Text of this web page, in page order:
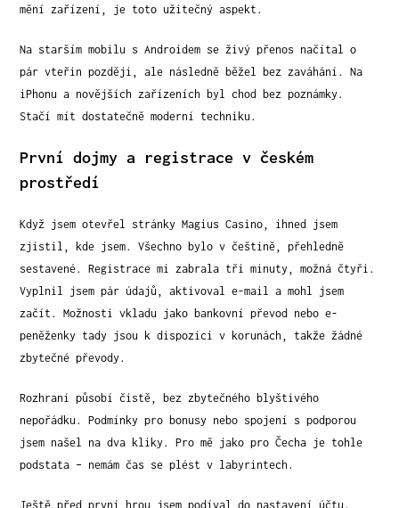
mění zařízení, je toto užitečný aspekt.
Na starším mobilu s Androidem se živý přenos načítal o
pár vteřin později, ale následně běžel bez zaváhání. Na
iPhonu a novějších zařízeních byl chod bez poznámky.
Stačí mít dostatečně moderní techniku.
První dojmy a registrace v českém
prostředí
Když jsem otevřel stránky Magius Casino, ihned jsem
zjistil, kde jsem. Všechno bylo v češtině, přehledně
sestavené. Registrace mi zabrala tři minuty, možná čtyři.
Vyplnil jsem pár údajů, aktivoval e-mail a mohl jsem
začít. Možnosti vkladu jako bankovní převod nebo e-
peněženky tady jsou k dispozici v korunách, takže žádné
zbytečné převody.
Rozhraní působí čistě, bez zbytečného blyštivého
nepořádku. Podmínky pro bonusy nebo spojení s podporou
jsem našel na dva kliky. Pro mě jako pro Čecha je tohle
podstata – nemám čas se plést v labyrintech.
Ještě před první hrou jsem podíval do nastavení účtu.